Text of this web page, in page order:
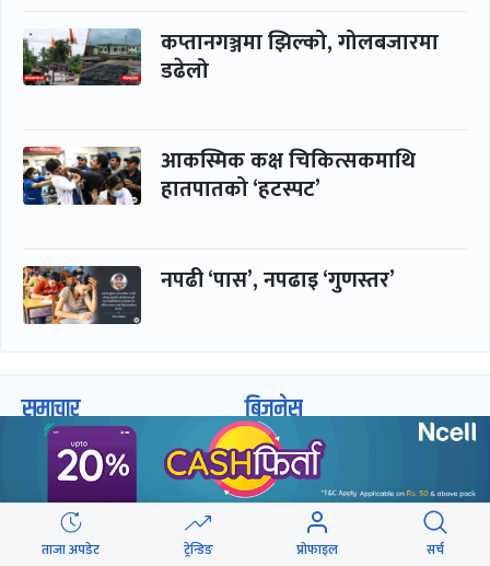
कप्तानगञ्जमा झिल्को, गोलबजारमा
डढेलो
आकस्मिक कक्ष चिकित्सकमाथि
हातपातको ‘हटस्पट’
नपढी ‘पास’, नपढाइ ‘गुणस्तर’
ताजा अपडेट ट्रेन्डिङ प्रोफाइल सर्च
समाचार
समाज
विचार/ब्लग
साहित्य
अन्तर्वार्ता
बिजनेस
बजार
पर्यटन
बैंक / वित्त